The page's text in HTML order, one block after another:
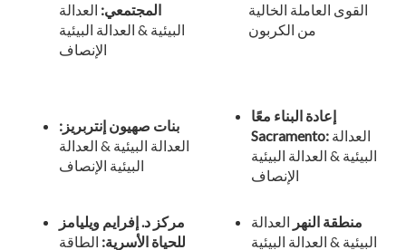
المجتمعي: العدالة
البيئية & العدالة البيئية
الإنصاف
القوى العاملة الخالية
من الكربون
بنات صهيون إنتربريز:
العدالة البيئية & العدالة
البيئية الإنصاف
إعادة البناء معًا
Sacramento:
البيئية & العدالة البيئية
الإنصاف
مركز د. إفرايم ويليامز
للحياة الأسرية: الطاقة
منطقة النهر العدالة
البيئية & العدالة البيئية